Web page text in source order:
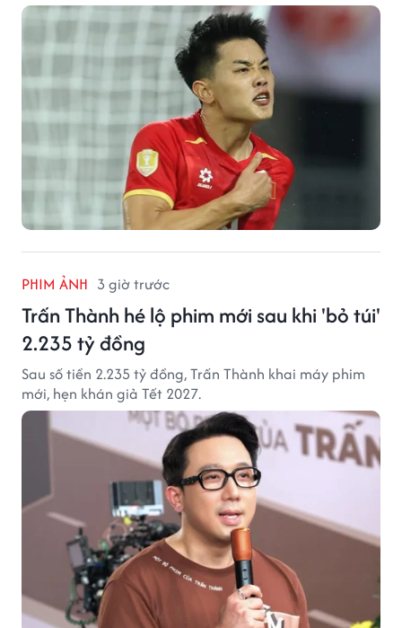
PHIM ẢNH 3 giờ trước
Trấn Thành hé lộ phim mới sau khi 'bỏ túi'
2.235 tỷ đồng
Sau số tiền 2.235 tỷ đồng, Trấn Thành khai máy phim
mới, hẹn khán giả Tết 2027.